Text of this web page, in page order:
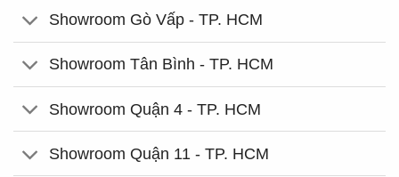
Showroom Gò Vấp - TP. HCM
Showroom Tân Bình - TP. HCM
Showroom Quận 4 - TP. HCM
Showroom Quận 11 - TP. HCM